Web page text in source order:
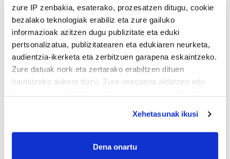
zure IP zenbakia, esaterako, prozesatzen ditugu, cookie
bezalako teknologiak erabiliz eta zure gailuko
informazioak azitzen dugu publizitate eta eduki
pertsonalizatua, publizitatearen eta edukiaren neurketa,
audientzia-ikerketa eta zerbitzuen garapena eskaintzeko.
Zure datuak nork eta zertarako erabiltzen dituen
hautatzeko aukera duzu. Zure onespena aldatzen edo
If you allow, we would also like to:
Collect information about your geographical
Xehetasunak ikusi
Dena onartu